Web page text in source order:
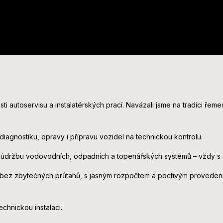
autoservisu a instalatérských prací. Navázali jsme na tradici
opravy i přípravu vozidel na technickou kontrolu.
vodovodních, odpadních a topenářských systémů – vždy
bez zbytečných průtahů, s jasným rozpočtem a poctivým
instalaci.